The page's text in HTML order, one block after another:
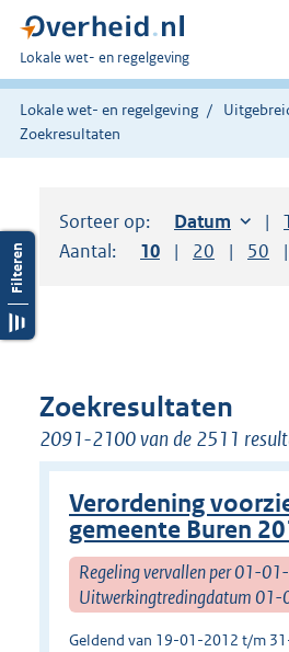
U
bent
hier:
Lokale wet- en regelgeving
Lokale wet- en regelgeving
Zoekresultaten
Sorteer op: Sorteer op:
Datum
Aantal:
Toon
10 resultaten per
Toon
20 Toon
50
Zoekresultaten
2091-2100 van de 2511
Verordening
gemeente Buren
Regeling vervallen per 01-
Uitwerkingtredingdatum
Geldend van 19-01-2012 t/m